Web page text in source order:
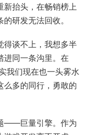
新抬头，在畅销榜上
研发无法回收。
得谈不上，我想多半
进同一条沟里。在
我们现在也一头雾水
么多的同行，勇敢的
——巨量引擎。作为